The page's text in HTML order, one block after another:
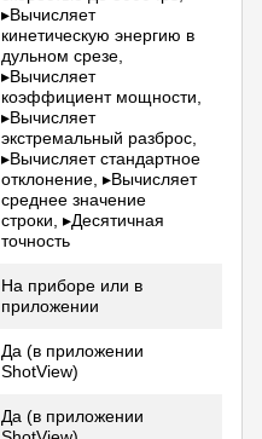
▸Вычисляет
кинетическую энергию в
дульном срезе,
▸Вычисляет
коэффициент мощности,
▸Вычисляет
экстремальный разброс,
▸Вычисляет стандартное
отклонение, ▸Вычисляет
среднее значение
строки, ▸Десятичная
точность
На приборе или в
приложении
Да (в приложении
ShotView)
Да (в приложении